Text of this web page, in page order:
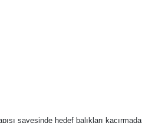
sayesinde hedef balıkları